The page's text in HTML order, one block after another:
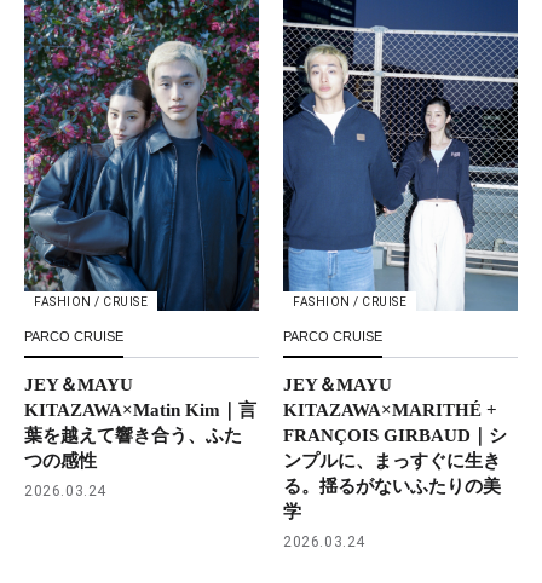
FASHION / CRUISE
PARCO CRUISE
JEY＆MAYU
KITAZAWA×Matin Kim｜言
葉を越えて響き合う、ふた
つの感性
2026.03.24
FASHION / CRUISE
PARCO CRUISE
JEY＆MAYU
KITAZAWA×MARITHÉ +
FRANÇOIS GIRBAUD｜シ
ンプルに、まっすぐに生き
る。揺るがないふたりの美
学
2026.03.24